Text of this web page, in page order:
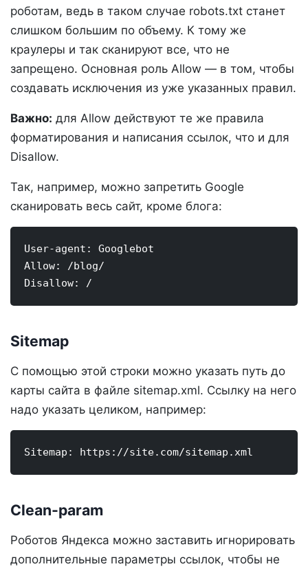
роботам, ведь в таком случае robots.txt станет
слишком большим по объему. К тому же
краулеры и так сканируют все, что не
запрещено. Основная роль Allow — в том, чтобы
создавать исключения из уже указанных правил.
Важно: для Allow действуют те же правила
форматирования и написания ссылок, что и для
Disallow.
Так, например, можно запретить Google
сканировать весь сайт, кроме блога:
User-agent: Googlebot
Allow: /blog/
Disallow: /
Sitemap
С помощью этой строки можно указать путь до
карты сайта в файле sitemap.xml. Ссылку на него
надо указать целиком, например:
Sitemap: https://site.com/sitemap.xml
Clean-param
Роботов Яндекса можно заставить игнорировать
дополнительные параметры ссылок, чтобы не